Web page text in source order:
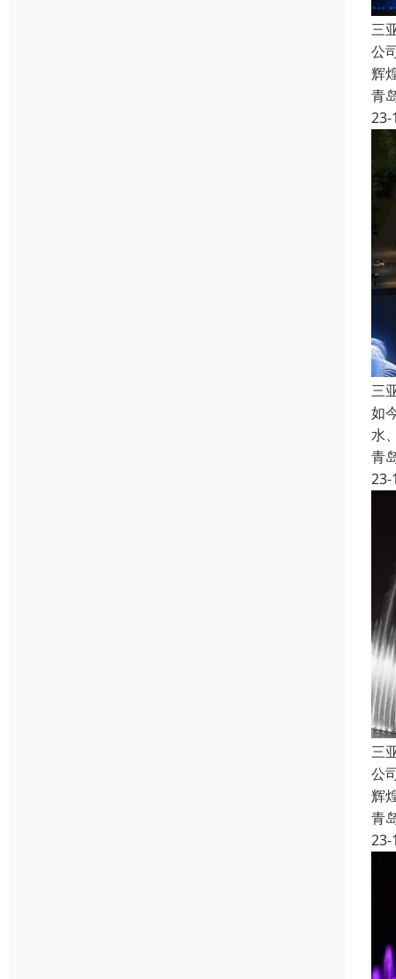
三
公
辉
青
23-
三
如
水
青
23-
三
公
辉
青
23-